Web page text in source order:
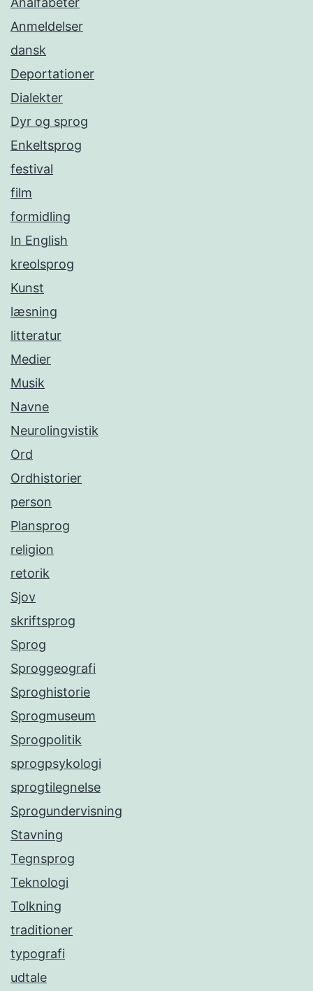
Anmeldelser
dansk
Deportationer
Dialekter
Dyr og sprog
Enkeltsprog
festival
film
formidling
In English
kreolsprog
Kunst
læsning
litteratur
Medier
Musik
Navne
Neurolingvistik
Ord
Ordhistorier
person
Plansprog
religion
retorik
Sjov
skriftsprog
Sprog
Sproggeografi
Sproghistorie
Sprogmuseum
Sprogpolitik
sprogpsykologi
sprogtilegnelse
Sprogundervisning
Stavning
Tegnsprog
Teknologi
Tolkning
traditioner
typografi
udtale